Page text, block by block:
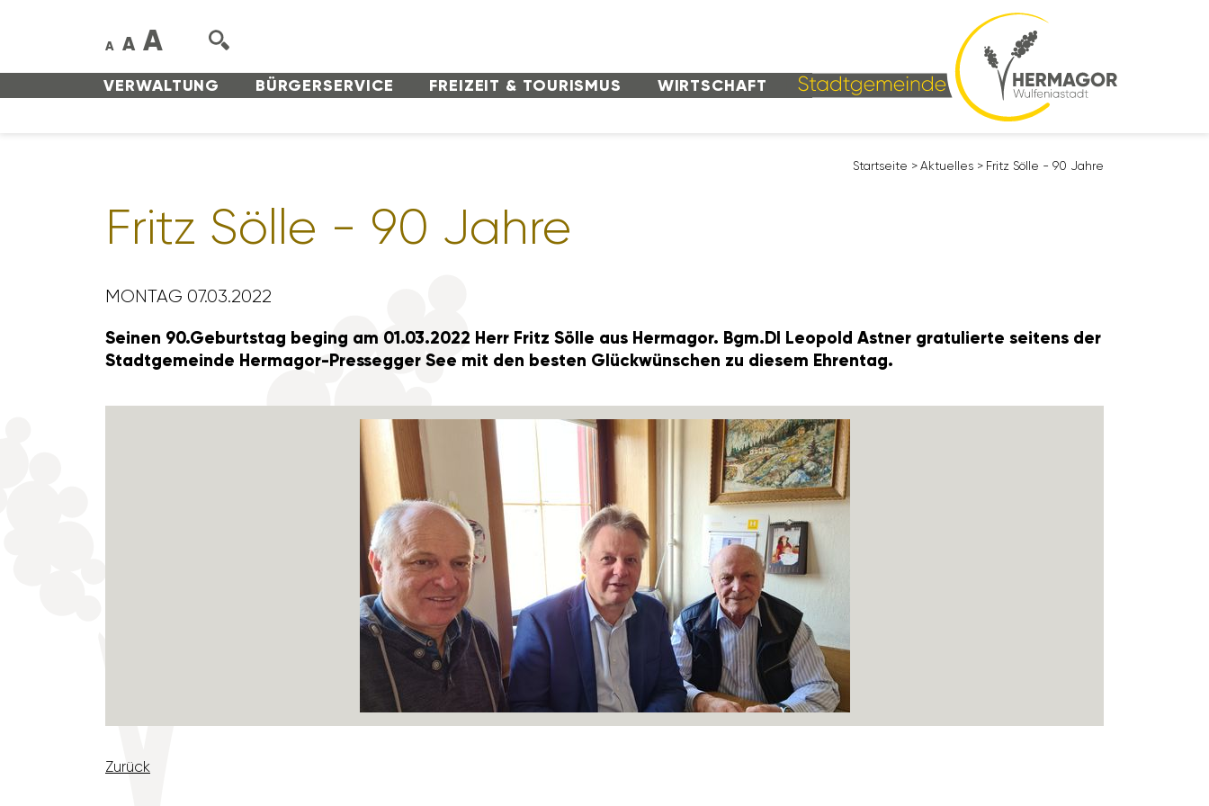
VERWAL­TUNG BÜRGER­SERVICE FREI­ZEIT & TOURISMUS WIRT­SCHAFT
A A A
Start­seite > Aktu­elles > Fritz Sölle - 90 Jahre
Fritz Sölle - 90 Jahre
MONTAG 07.03.2022
Seinen 90.Geburtstag beging am 01.03.2022 Herr Fritz Sölle aus Hermagor. Bgm.DI Leopold Astner gratu­lierte seitens der
Stadt­ge­meinde Hermagor-Pres­segger See mit den besten Glück­wün­schen zu diesem Ehrentag.
Zurück